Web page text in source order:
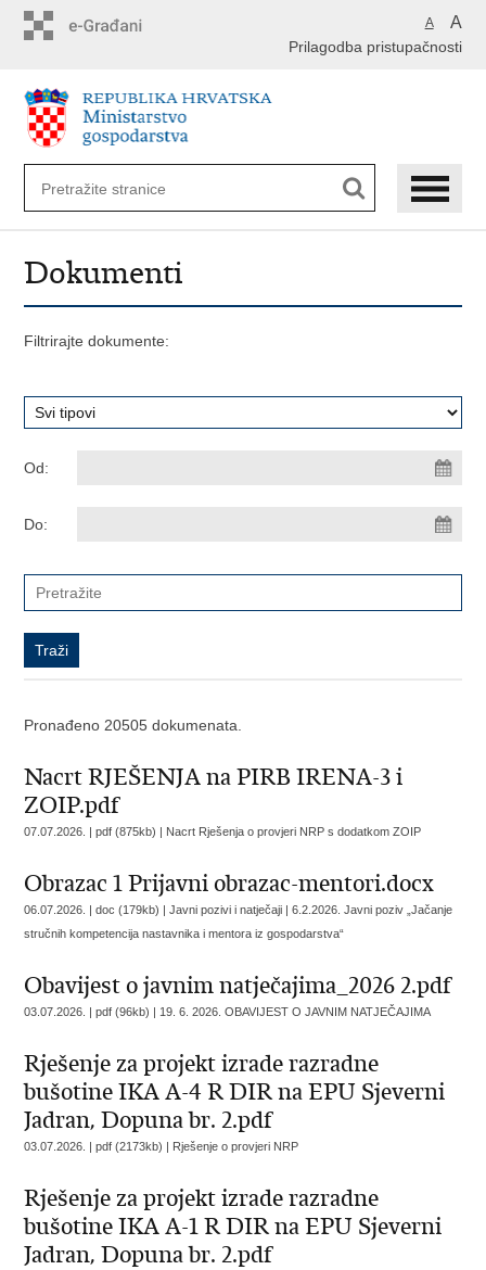
A A
Prilagodba pristupačnosti
Dokumenti
Filtrirajte dokumente:
Od:
Do:
Pronađeno 20505 dokumenata.
Nacrt RJEŠENJA na PIRB IRENA-3 i
ZOIP.pdf
07.07.2026. | pdf (875kb) | Nacrt Rješenja o provjeri NRP s dodatkom ZOIP
Obrazac 1 Prijavni obrazac-mentori.docx
06.07.2026. | doc (179kb) | Javni pozivi i natječaji |6.2.2026. Javni poziv „Jačanje
stručnih kompetencija nastavnika i mentora iz gospodarstva“
Obavijest o javnim natječajima_2026 2.pdf
03.07.2026. | pdf (96kb) | 19. 6. 2026. OBAVIJEST O JAVNIM NATJEČAJIMA
Rješenje za projekt izrade razradne
bušotine IKA A-4 R DIR na EPU Sjeverni
Jadran, Dopuna br. 2.pdf
03.07.2026. | pdf (2173kb) | Rješenje o provjeri NRP
Rješenje za projekt izrade razradne
bušotine IKA A-1 R DIR na EPU Sjeverni
Jadran, Dopuna br. 2.pdf